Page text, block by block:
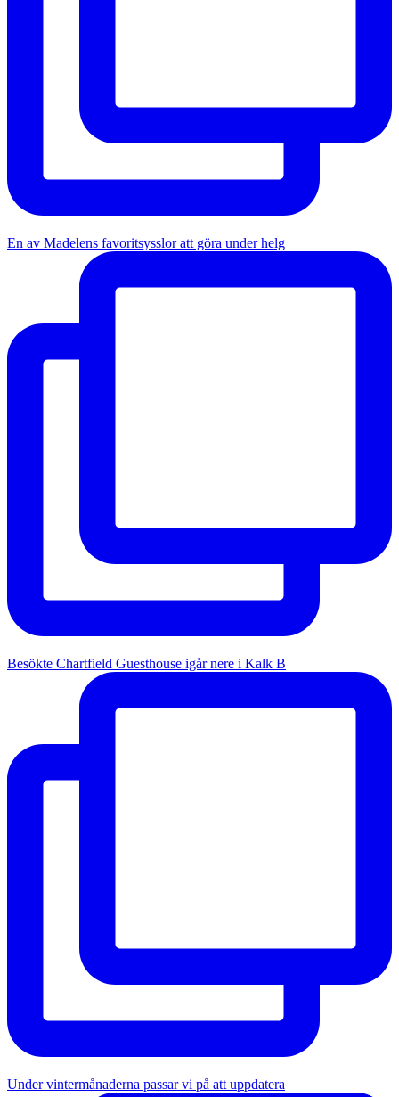
En av Madelens favoritsysslor att göra under helg
Besökte Chartfield Guesthouse igår nere i Kalk B
Under vintermånaderna passar vi på att uppdatera